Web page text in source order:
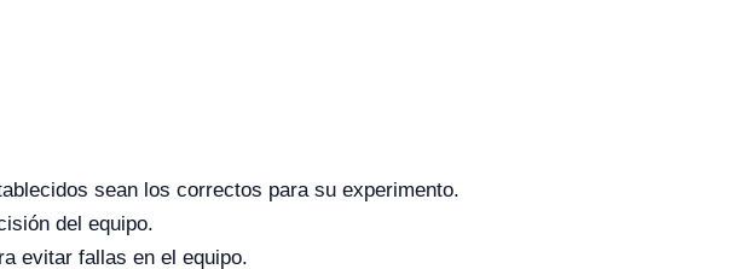
sean los correctos para su experimento.
del equipo.
evitar fallas en el equipo.